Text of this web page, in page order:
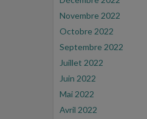
Novembre 2022
Octobre 2022
Septembre 2022
Juillet 2022
Juin 2022
Mai 2022
Avril 2022